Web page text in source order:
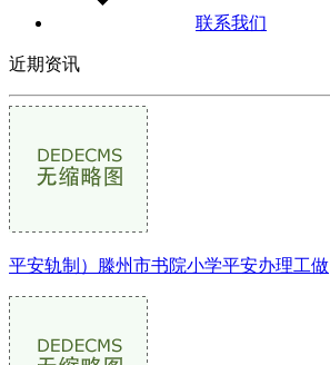
联系我们
近期资讯
平安轨制）滕州市书院小学平安办理工做